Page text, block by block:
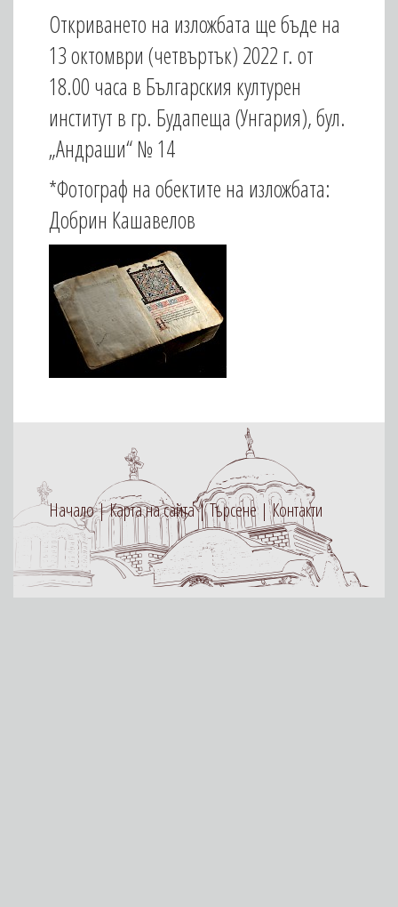
Откриването на изложбата ще бъде на
13 октомври (четвъртък) 2022 г. от
18.00 часа в Българския културен
институт в гр. Будапеща (Унгария), бул.
„Андраши“ № 14
*Фотограф на обектите на изложбата:
Добрин Кашавелов
Начало Карта на сайта Търсене Контакти